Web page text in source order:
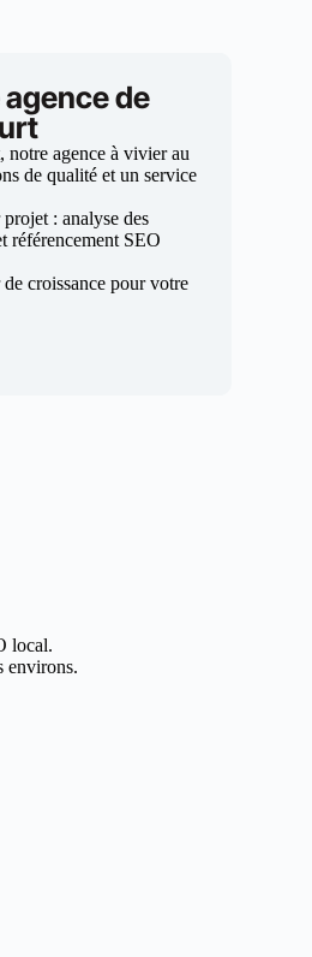
de
notre agence à vivier au
de qualité et un service
: analyse des
référencement SEO
croissance pour votre
local.
environs.